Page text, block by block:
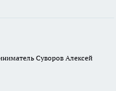
Суворов Алексей